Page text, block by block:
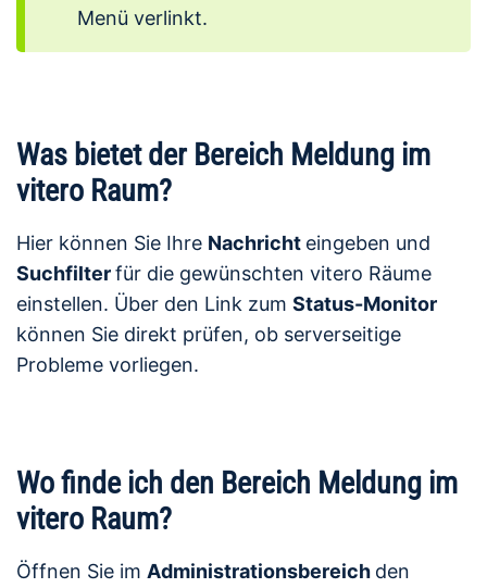
Menü verlinkt.
Was bietet der Bereich Meldung im
vitero Raum?
Hier können Sie Ihre Nachricht eingeben und
Suchfilterfür die gewünschten vitero Räume
einstellen. Über den Link zum Status-Monitor
können Sie direkt prüfen, ob serverseitige
Probleme vorliegen.
Wo finde ich den Bereich Meldung im
vitero Raum?
Öffnen Sie im Administrationsbereich den